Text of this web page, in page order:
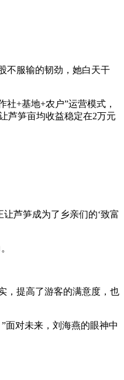
不服输的韧劲，她白天干
+基地+农户”运营模式，
芦笋亩均收益稳定在2万元
芦笋成为了乡亲们的‘致富
，提高了游客的满意度，也
对未来，刘海燕的眼神中